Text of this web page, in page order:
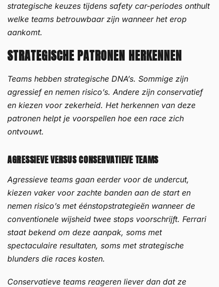
strategische keuzes tijdens safety car-periodes onthult
welke teams betrouwbaar zijn wanneer het erop
aankomt.
STRATEGISCHE PATRONEN HERKENNEN
Teams hebben strategische DNA’s. Sommige zijn
agressief en nemen risico’s. Andere zijn conservatief
en kiezen voor zekerheid. Het herkennen van deze
patronen helpt je voorspellen hoe een race zich
ontvouwt.
AGRESSIEVE VERSUS CONSERVATIEVE TEAMS
Agressieve teams gaan eerder voor de undercut,
kiezen vaker voor zachte banden aan de start en
nemen risico’s met éénstopstrategieën wanneer de
conventionele wijsheid twee stops voorschrijft. Ferrari
staat bekend om deze aanpak, soms met
spectaculaire resultaten, soms met strategische
blunders die races kosten.
Conservatieve teams reageren liever dan dat ze